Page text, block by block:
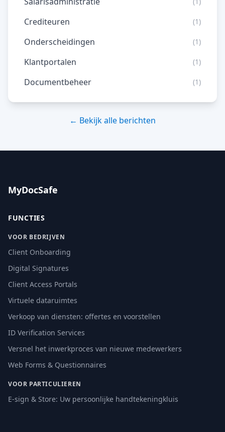
Crediteuren (1)
Onderscheidingen (1)
Klantportalen (1)
Documentbeheer (1)
← Bekijk alle berichten
MyDocSafe
FUNCTIES
VOOR BEDRIJVEN
Client Onboarding
Digital Signatures
Client Access Portals
Virtuele dataruimtes
Verkoop van diensten: offertes en voorstellen
ID Verification Services
Versnel het inwerkproces van nieuwe medewerkers
Web Forms & Questionnaires
VOOR PARTICULIEREN
E-sign & Store: Uw persoonlijke handtekeningkluis